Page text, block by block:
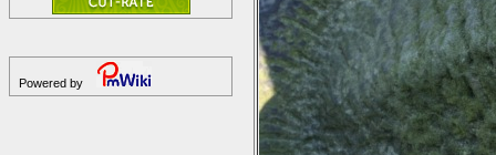
Powered by